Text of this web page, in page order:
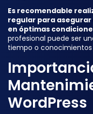
Es recomendable
regular para
en óptimas
profesional puede ser
tiempo o conocimientos
WordPress